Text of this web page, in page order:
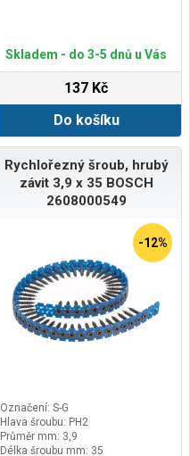
Skladem - do 3-5 dnů u Vás
137 Kč
Do košíku
Rychlořezný šroub, hrubý
závit 3,9 x 35 BOSCH
2608000549
-12%
Označení: S-G
Hlava šroubu: PH2
Průměr mm: 3,9
Délka šroubu mm: 35